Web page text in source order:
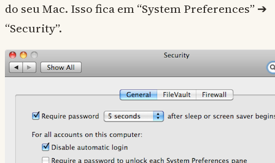
do seu Mac. Isso fica em “System Preferences” ➔
“Security”.